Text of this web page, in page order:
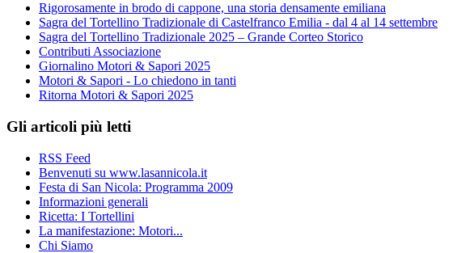
Rigorosamente in brodo di cappone, una storia densamente emiliana
Sagra del Tortellino Tradizionale di Castelfranco Emilia - dal 4 al 14 settembre
Sagra del Tortellino Tradizionale 2025 – Grande Corteo Storico
Contributi Associazione
Giornalino Motori & Sapori 2025
Motori & Sapori - Lo chiedono in tanti
Ritorna Motori & Sapori 2025
Gli articoli più letti
RSS Feed
Benvenuti su www.lasannicola.it
Festa di San Nicola: Programma 2009
Informazioni generali
Ricetta: I Tortellini
La manifestazione: Motori...
Chi Siamo